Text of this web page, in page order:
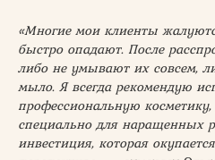
«Многие мои клиенты
быстро опадают. После
либо не умывают их совсем,
мыло. Я всегда рекомендую
профессиональную
специально для наращенных
инвестиция, которая